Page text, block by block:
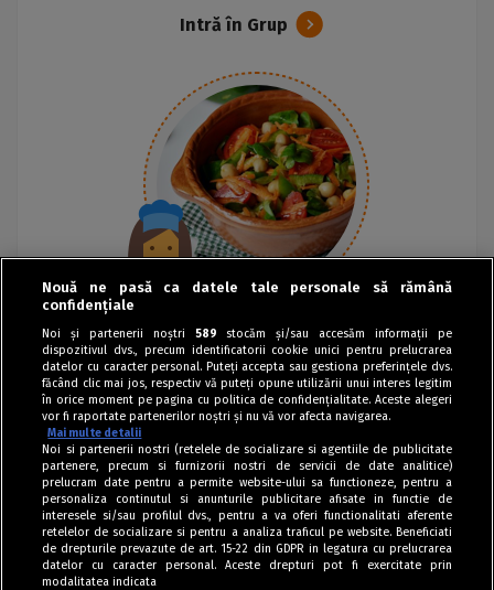
Intră în Grup
Nouă ne pasă ca datele tale personale să rămână
confidențiale
Noi și partenerii noștri 589 stocăm și/sau accesăm informații pe
dispozitivul dvs., precum identificatorii cookie unici pentru prelucrarea
datelor cu caracter personal. Puteți accepta sau gestiona preferințele dvs.
făcând clic mai jos, respectiv vă puteți opune utilizării unui interes legitim
în orice moment pe pagina cu politica de confidențialitate. Aceste alegeri
vor fi raportate partenerilor noștri și nu vă vor afecta navigarea.
Mai multe detalii
Noi si partenerii nostri (retelele de socializare si agentiile de publicitate
partenere, precum si furnizorii nostri de servicii de date analitice)
prelucram date pentru a permite website-ului sa functioneze, pentru a
personaliza continutul si anunturile publicitare afisate in functie de
interesele si/sau profilul dvs., pentru a va oferi functionalitati aferente
retelelor de socializare si pentru a analiza traficul pe website. Beneficiati
de drepturile prevazute de art. 15-22 din GDPR in legatura cu prelucrarea
datelor cu caracter personal. Aceste drepturi pot fi exercitate prin
modalitatea indicata